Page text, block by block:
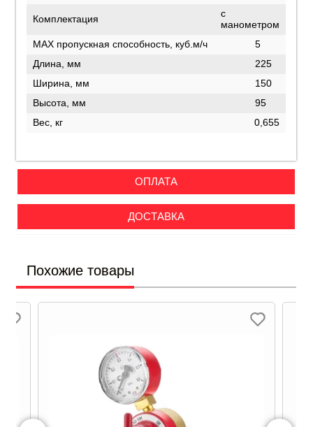
Комплектация
с
манометром
MAX пропускная способность, куб.м/ч
5
Длина, мм
225
Ширина, мм
150
Высота, мм
95
Вес, кг
0,655
ОПЛАТА
ДОСТАВКА
Похожие товары